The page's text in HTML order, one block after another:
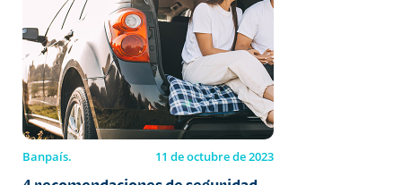
Banpaís. 11 de octubre de 2023